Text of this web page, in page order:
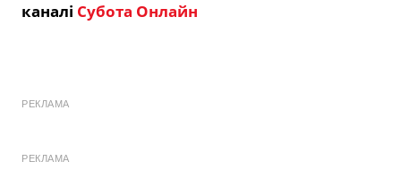
каналі Субота Онлайн
РЕКЛАМА
РЕКЛАМА